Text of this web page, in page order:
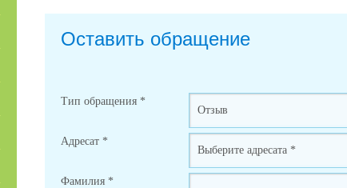
Оставить обращение
Тип обращения *
Адресат *
Фамилия *